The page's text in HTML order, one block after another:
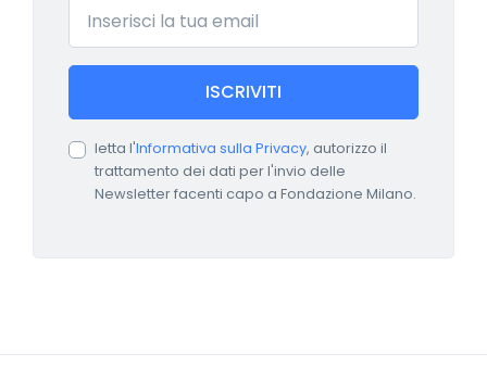
ISCRIVITI
letta l'Informativa sulla Privacy, autorizzo il
trattamento dei dati per l'invio delle
Newsletter facenti capo a Fondazione Milano.